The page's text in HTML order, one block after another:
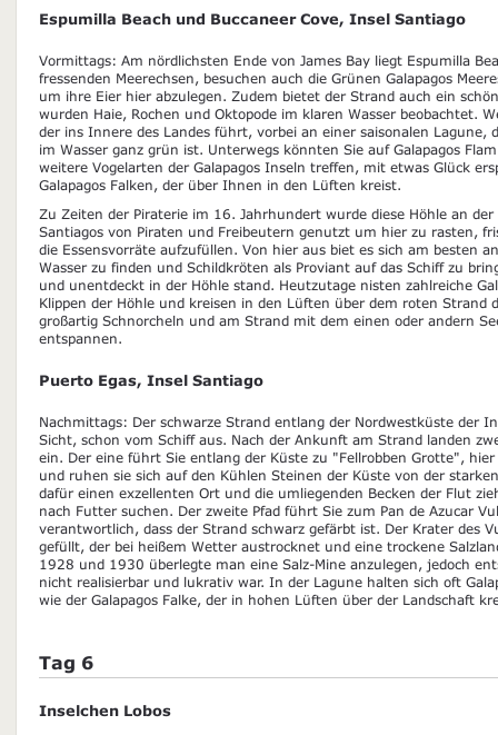
Espumilla Beach und Buccaneer Cove, Insel Santiago
Vormittags: Am nördlichsten Ende von James Bay liegt Espumilla
fressenden Meerechsen, besuchen auch die Grünen Galapagos
um ihre Eier hier abzulegen. Zudem bietet der Strand auch ein
wurden Haie, Rochen und Oktopode im klaren Wasser beobachtet.
der ins Innere des Landes führt, vorbei an einer saisonalen Lagune,
im Wasser ganz grün ist. Unterwegs könnten Sie auf Galapagos
weitere Vogelarten der Galapagos Inseln treffen, mit etwas Glück
Galapagos Falken, der über Ihnen in den Lüften kreist.
Zu Zeiten der Piraterie im 16. Jahrhundert wurde diese Höhle an
Santiagos von Piraten und Freibeutern genutzt um hier zu rasten,
die Essensvorräte aufzufüllen. Von hier aus biet es sich am besten
Wasser zu finden und Schildkröten als Proviant auf das Schiff zu
und unentdeckt in der Höhle stand. Heutzutage nisten zahlreiche
Klippen der Höhle und kreisen in den Lüften über dem roten Strand
großartig Schnorcheln und am Strand mit dem einen oder andern
entspannen.
Puerto Egas, Insel Santiago
Nachmittags: Der schwarze Strand entlang der Nordwestküste der
Sicht, schon vom Schiff aus. Nach der Ankunft am Strand landen
ein. Der eine führt Sie entlang der Küste zu "Fellrobben Grotte",
und ruhen sie sich auf den Kühlen Steinen der Küste von der
dafür einen exzellenten Ort und die umliegenden Becken der Flut
nach Futter suchen. Der zweite Pfad führt Sie zum Pan de Azucar
verantwortlich, dass der Strand schwarz gefärbt ist. Der Krater des
gefüllt, der bei heißem Wetter austrocknet und eine trockene
1928 und 1930 überlegte man eine Salz-Mine anzulegen, jedoch
nicht realisierbar und lukrativ war. In der Lagune halten sich oft
wie der Galapagos Falke, der in hohen Lüften über der Landschaft
Tag 6
Inselchen Lobos